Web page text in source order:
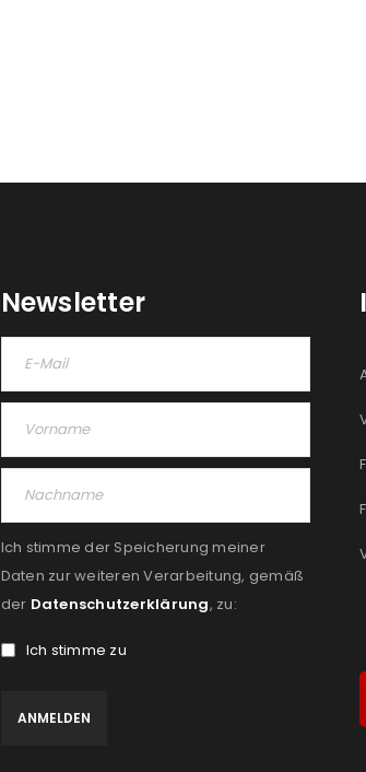
Newsletter
Ich stimme der Speicherung meiner
Daten zur weiteren Verarbeitung, gemäß
der Datenschutzerklärung, zu:
Ich stimme zu